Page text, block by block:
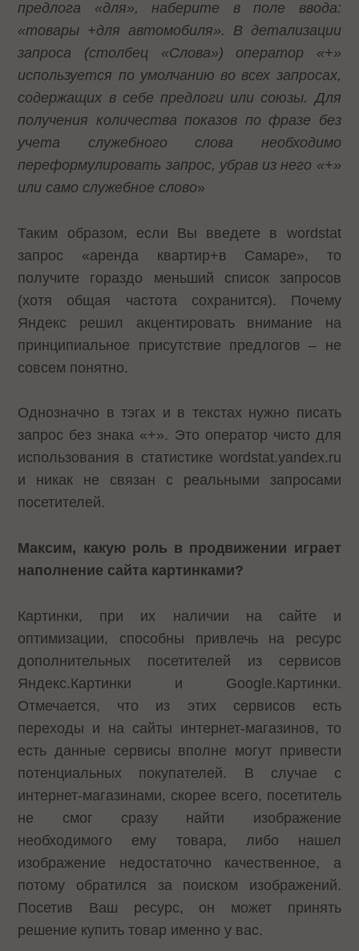
предлога «для», наберите в поле ввода:
«товары +для автомобиля». В детализации
запроса (столбец «Слова») оператор «+»
используется по умолчанию во всех запросах,
содержащих в себе предлоги или союзы. Для
получения количества показов по фразе без
учета служебного слова необходимо
переформулировать запрос, убрав из него «+»
или само служебное слово»
Таким образом, если Вы введете в wordstat
запрос «аренда квартир+в Самаре», то
получите гораздо меньший список запросов
(хотя общая частота сохранится). Почему
Яндекс решил акцентировать внимание на
принципиальное присутствие предлогов – не
совсем понятно.
Однозначно в тэгах и в текстах нужно писать
запрос без знака «+». Это оператор чисто для
использования в статистике wordstat.yandex.ru
и никак не связан с реальными запросами
посетителей.
Максим, какую роль в продвижении играет
наполнение сайта картинками?
Картинки, при их наличии на сайте и
оптимизации, способны привлечь на ресурс
дополнительных посетителей из сервисов
Яндекс.Картинки и Google.Картинки.
Отмечается, что из этих сервисов есть
переходы и на сайты интернет-магазинов, то
есть данные сервисы вполне могут привести
потенциальных покупателей. В случае с
интернет-магазинами, скорее всего, посетитель
не смог сразу найти изображение
необходимого ему товара, либо нашел
изображение недостаточно качественное, а
потому обратился за поиском изображений.
Посетив Ваш ресурс, он может принять
решение купить товар именно у вас.